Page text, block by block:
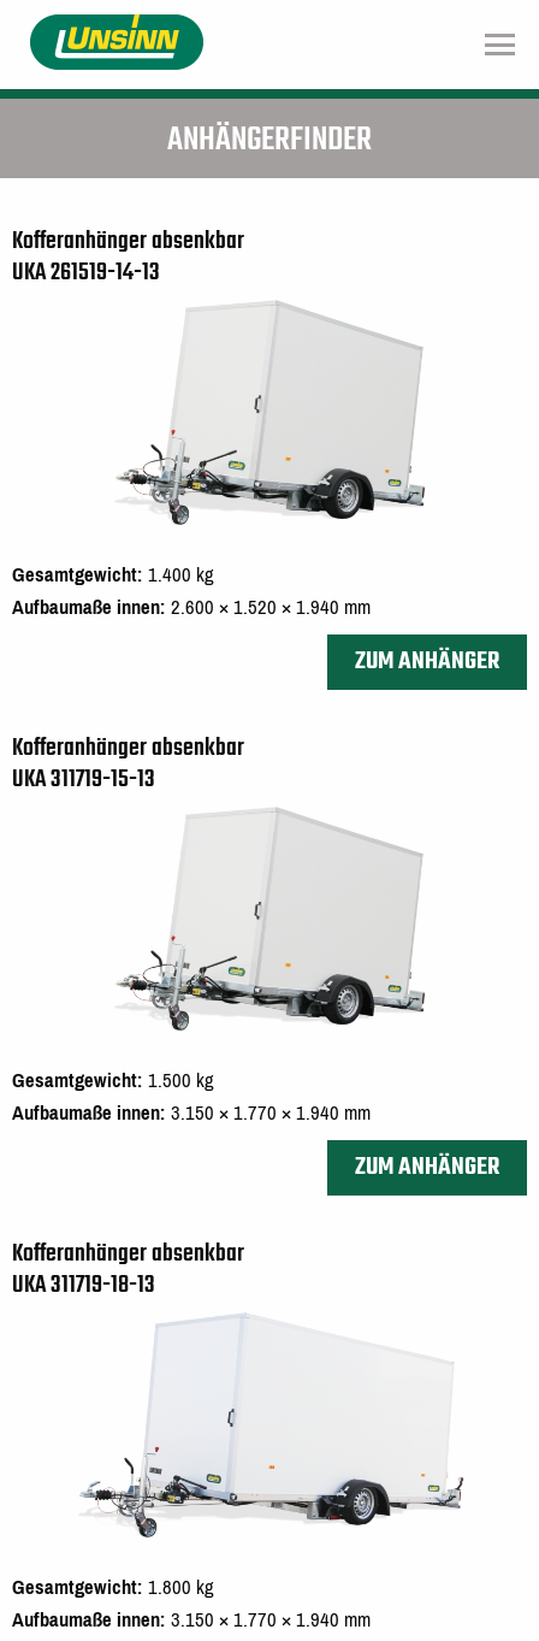
Direkt
zum
Inhalt
ANHÄNGERFINDER
Kofferanhänger absenkbar
UKA 261519-14-13
Gesamtgewicht 1.400 kg
Aufbaumaße innen 2.600 × 1.520 × 1.940 mm
ZUM ANHÄNGER
Kofferanhänger absenkbar
UKA 311719-15-13
Gesamtgewicht 1.500 kg
Aufbaumaße innen 3.150 × 1.770 × 1.940 mm
ZUM ANHÄNGER
Kofferanhänger absenkbar
UKA 311719-18-13
Gesamtgewicht 1.800 kg
Aufbaumaße innen 3.150 × 1.770 × 1.940 mm